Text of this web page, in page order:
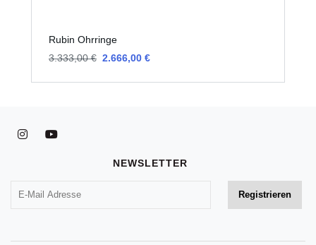
Rubin Ohrringe
2.666,00 €
3.333,00 €
NEWSLETTER